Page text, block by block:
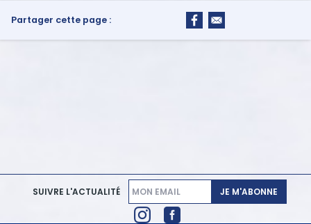
Partager cette page :
SUIVRE L'ACTUALITÉ JE M'ABONNE